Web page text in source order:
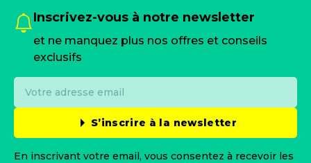
Inscrivez-vous à notre newsletter
et ne manquez plus nos offres et conseils
exclusifs
S’inscrire à la newsletter
En inscrivant votre email, vous consentez à recevoir les